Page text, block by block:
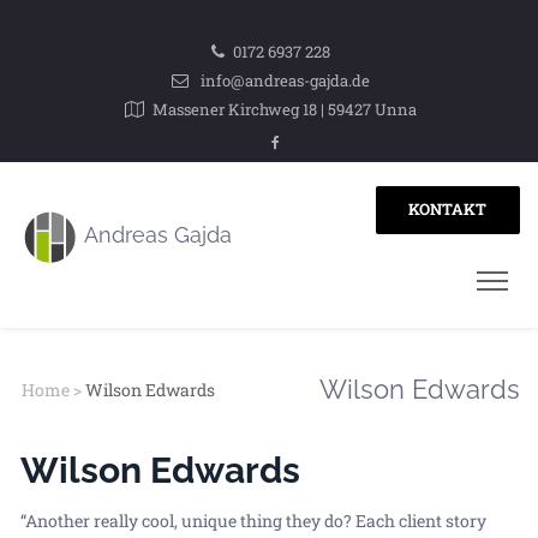
0172 6937 228
info@andreas-gajda.de
Massener Kirchweg 18 | 59427 Unna
KONTAKT
Home >Wilson Edwards Wilson Edwards
Wilson Edwards
“Another really cool, unique thing they do? Each client story